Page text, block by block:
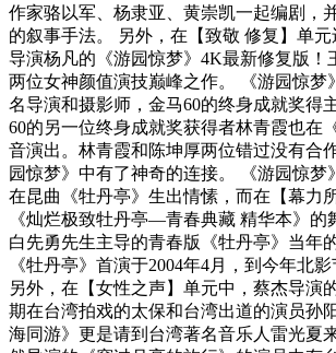
作家骆以军、杨隶亚、黄崇凯一起编剧，
的叙事手法。 另外，在【致敬 修复】单
导演杨凡的《游园惊梦》4K最新修复版！
两位女神颜值演技巅峰之作。 《游园惊梦
名导演和摄影师，金马60的终身成就奖得
60的另一位终身成就奖获得者林青霞也在
音演出。林青霞和陈坤厚两位错过没有合
园惊梦》中有了神奇的连接。 《游园惊梦
在昆曲《牡丹亭》生出情愫，而在【幕力
《灿烂极致牡丹亭—青春典藏 精华本》的
白先勇先生主导的青春版《牡丹亭》当年
《牡丹亭》首演于2004年4月，到今年北影
另外，在【女性之声】单元中，蔡杰导演
期在台湾拍戏的太保和台湾出道的演员孙
海同游》更是请到台湾著名音乐人雷光夏